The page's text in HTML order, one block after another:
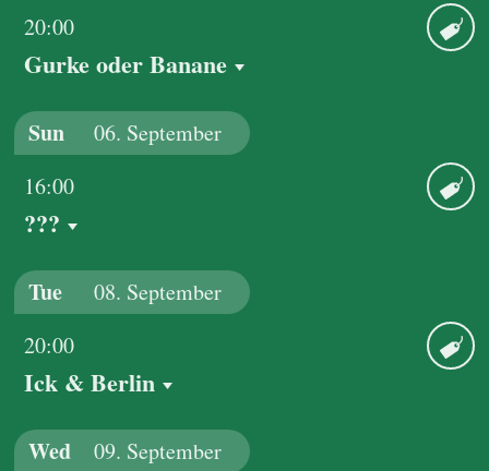
20:00
Gurke oder Banane
Sun 06. September
16:00
???
Tue 08. September
20:00
Ick & Berlin
Wed 09. September